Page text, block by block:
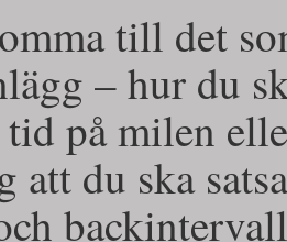
till det
– hur du
tid på milen
att du ska